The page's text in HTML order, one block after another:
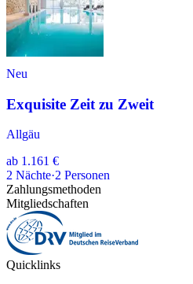
Neu
Exquisite Zeit zu Zweit
Allgäu
ab 1.161 €
2 Nächte·2 Personen
Zahlungsmethoden
Mitgliedschaften
Quicklinks